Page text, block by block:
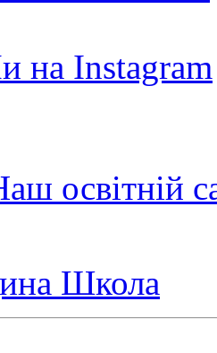
на Instagram
освітній
Школа